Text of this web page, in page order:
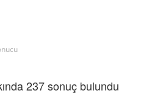
237 sonuç bulundu